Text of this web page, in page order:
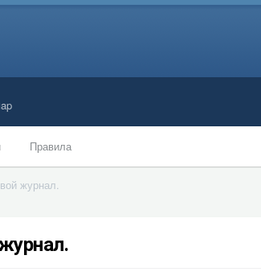
Правила
журнал.